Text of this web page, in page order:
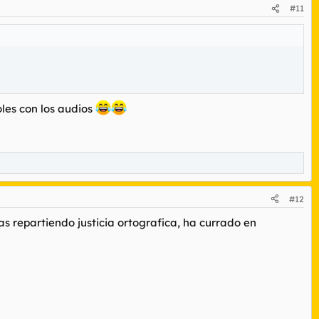
#11
con los audios
#12
repartiendo justicia ortografica, ha currado en